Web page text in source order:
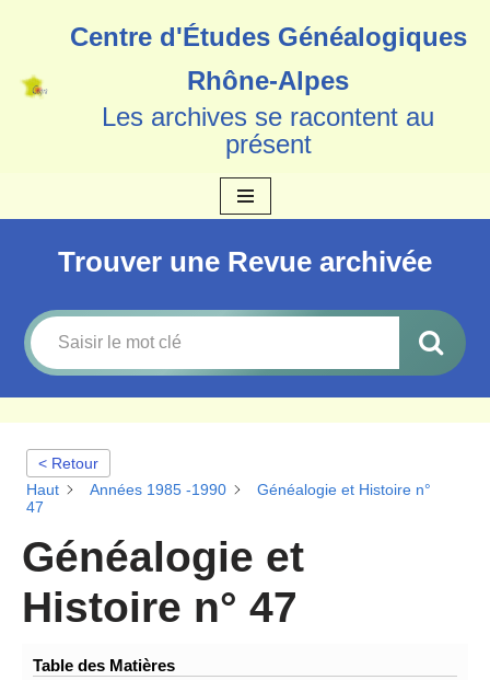
au
Centre d'Études Généalogiques
Rhône-Alpes
Les archives se racontent au
présent
Trouver une Revue archivée
< Retour
Haut
Années 1985 -1990
Généalogie et Histoire n°
47
Généalogie et
Histoire n° 47
Table des Matières